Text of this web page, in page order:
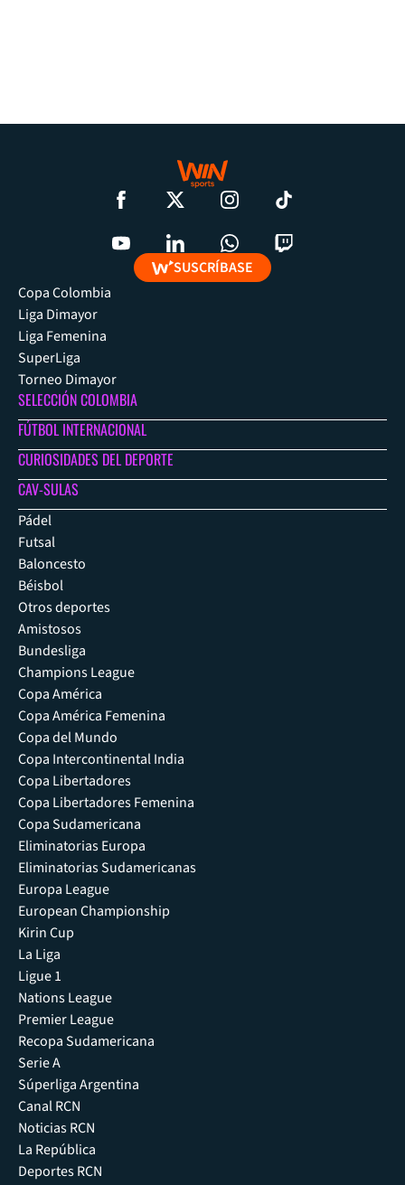
SUSCRÍBASE
Copa Colombia
Liga Dimayor
Liga Femenina
SuperLiga
Torneo Dimayor
SELECCIÓN COLOMBIA
FÚTBOL INTERNACIONAL
CURIOSIDADES DEL DEPORTE
CAV-SULAS
Pádel
Futsal
Baloncesto
Béisbol
Otros deportes
Amistosos
Bundesliga
Champions League
Copa América
Copa América Femenina
Copa del Mundo
Copa Intercontinental India
Copa Libertadores
Copa Libertadores Femenina
Copa Sudamericana
Eliminatorias Europa
Eliminatorias Sudamericanas
Europa League
European Championship
Kirin Cup
La Liga
Ligue 1
Nations League
Premier League
Recopa Sudamericana
Serie A
Súperliga Argentina
Canal RCN
Noticias RCN
La República
Deportes RCN